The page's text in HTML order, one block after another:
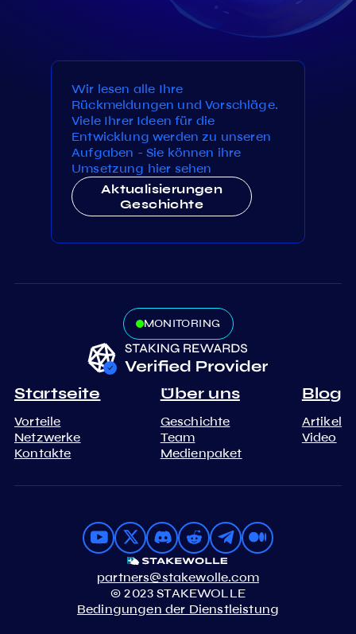
Wir lesen alle Ihre
Rückmeldungen und Vorschläge.
Viele Ihrer Ideen für die
Entwicklung werden zu unseren
Aufgaben - Sie können ihre
Umsetzung hier sehen
Aktualisierungen
Geschichte
MONITORING
Startseite
Vorteile
Netzwerke
Kontakte
Über uns
Geschichte
Team
Medienpaket
Blog
Artikel
Video
partners@stakewolle.com
© 2023 STAKEWOLLE
Bedingungen der Dienstleistung